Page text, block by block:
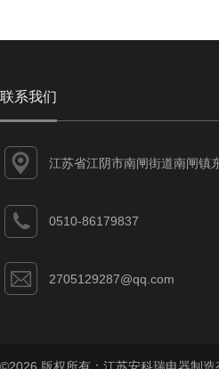
联系我们
江苏省江阴市南闸街道南闸镇
0510-86179837
2705129287@qq.com